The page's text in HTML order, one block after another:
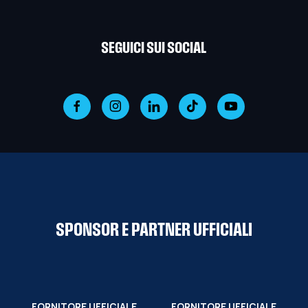
SEGUICI SUI SOCIAL
SPONSOR E PARTNER UFFICIALI